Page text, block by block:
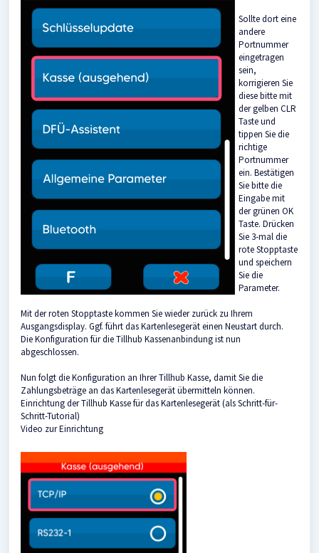
Sollte dort eine
andere
Portnummer
eingetragen
sein,
korrigieren Sie
diese bitte mit
der gelben CLR
Taste und
tippen Sie die
richtige
Portnummer
ein. Bestätigen
Sie bitte die
Eingabe mit
der grünen OK
Taste. Drücken
Sie 3-mal die
rote Stopptaste
und speichern
Sie die
Parameter.
Mit der roten Stopptaste kommen Sie wieder zurück zu Ihrem
Ausgangsdisplay. Ggf. führt das Kartenlesegerät einen Neustart durch.
Die Konfiguration für die Tillhub Kassenanbindung ist nun
abgeschlossen.
Nun folgt die Konfiguration an Ihrer Tillhub Kasse, damit Sie die
Zahlungsbeträge an das Kartenlesegerät übermitteln können.
Einrichtung der Tillhub Kasse für das Kartenlesegerät (als Schritt-für-
Schritt-Tutorial)
Video zur Einrichtung